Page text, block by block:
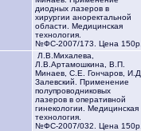
диодных лазеров в
хирургии аноректальной
области. Медицинская
технология.
№ФС-2007/173. Цена 150р.
Л.В.Михалева,
Л.В.Артамошкина, В.П.
Минаев, С.Е. Гончаров, И.Д.
Залевский. Применение
полупроводниковых
лазеров в оперативной
гинекологии. Медицинская
технология.
№ФС-2007/032. Цена 150р.